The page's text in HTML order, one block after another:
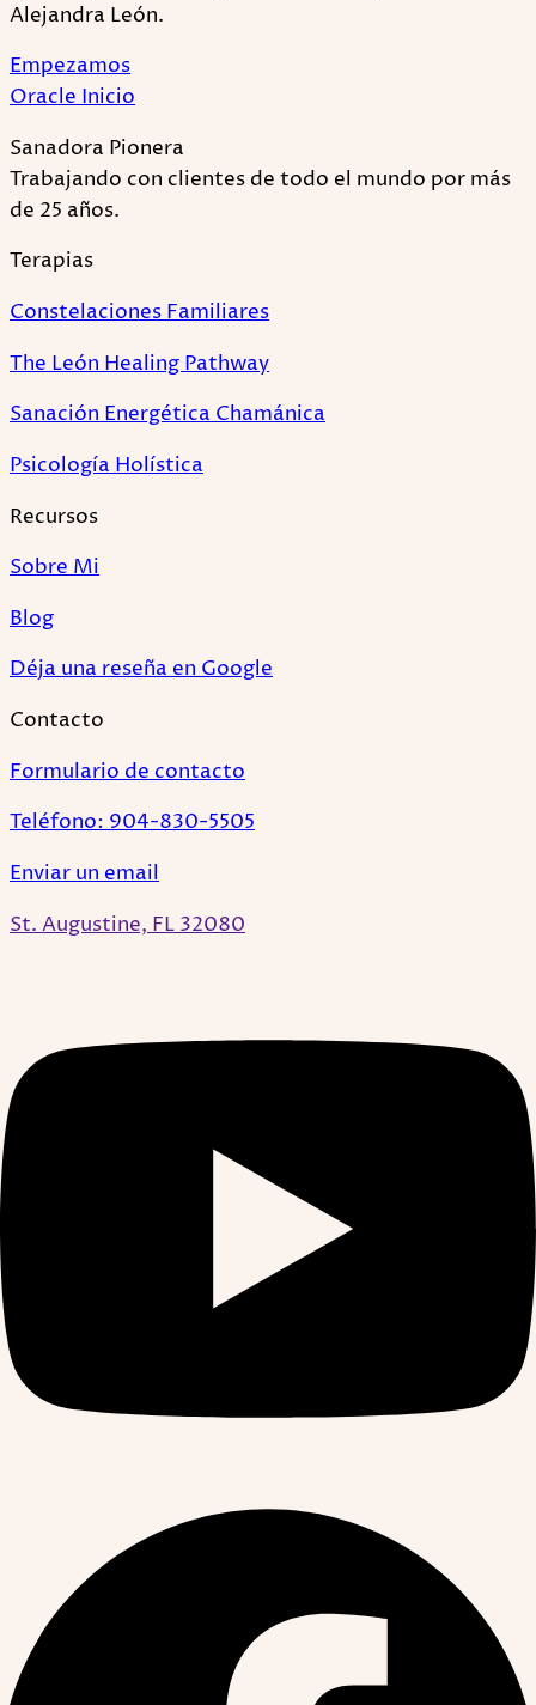
Alejandra León.
Empezamos
Oracle Inicio
Sanadora Pionera
Trabajando con clientes de todo el mundo por más
de 25 años.
Terapias
Constelaciones Familiares
The León Healing Pathway
Sanación Energética Chamánica
Psicología Holística
Recursos
Sobre Mi
Blog
Déja una reseña en Google
Contacto
Formulario de contacto
Teléfono: 904-830-5505
Enviar un email
St. Augustine, FL 32080